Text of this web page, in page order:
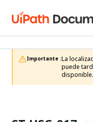
Importante :La
puede
disponible.